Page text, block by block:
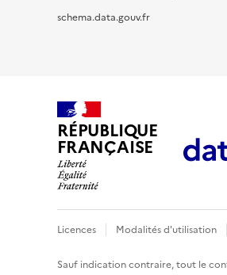
schema.data.gouv.fr
RÉPUBLIQUE
FRANÇAISE
Licences Modalités d'utilisation
Sauf indication contraire, tout le